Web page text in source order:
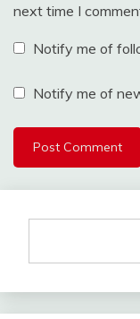
next time I
Notify me of
Notify me of